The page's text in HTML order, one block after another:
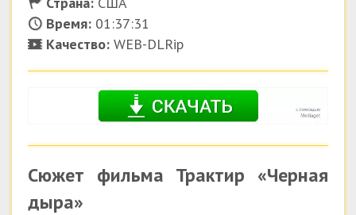
Время: 01:37:31
Качество: WEB-DLRip
Сюжет фильма Трактир «Черная
дыра»